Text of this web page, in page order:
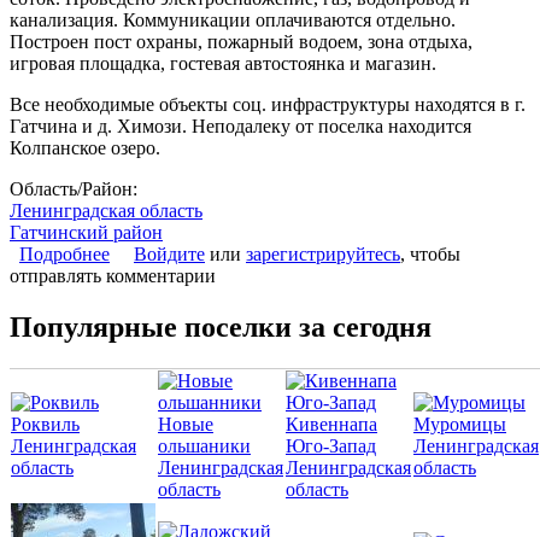
канализация. Коммуникации оплачиваются отдельно.
Построен пост охраны, пожарный водоем, зона отдыха,
игровая площадка, гостевая автостоянка и магазин.
Все необходимые объекты соц. инфраструктуры находятся в г.
Гатчина и д. Химози. Неподалеку от поселка находится
Колпанское озеро.
Область/Район:
Ленинградская область
Гатчинский район
Подробнее о Коттеджный поселок «Немецкая слобода»
Войдите или зарегистрируйтесь, чтобы
отправлять комментарии
Популярные поселки за сегодня
Роквиль
Ленинградская
область
Новые
ольшаники
Ленинградская
область
Кивеннапа
Юго-Запад
Ленинградская
область
Муромицы
Ленинградская
область